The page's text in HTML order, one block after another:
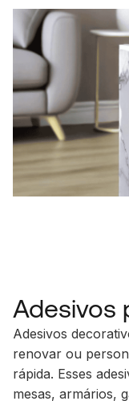
Adesivos
Adesivos
renovar ou
rápida. Esses
mesas, armários,